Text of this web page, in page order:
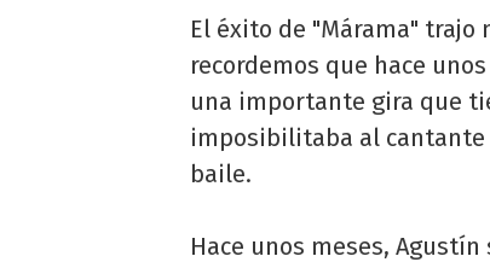
El éxito de "Márama" trajo
recordemos que hace
una importante gira que
imposibilitaba al cantante
baile.
Hace unos meses,